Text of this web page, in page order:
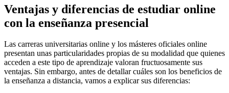
Ventajas y diferencias de estudiar online
con la enseñanza presencial
Las carreras universitarias online y los másteres oficiales online
presentan unas particularidades propias de su modalidad que quienes
acceden a este tipo de aprendizaje valoran fructuosamente sus
ventajas. Sin embargo, antes de detallar cuáles son los beneficios de
la enseñanza a distancia, vamos a explicar sus diferencias: